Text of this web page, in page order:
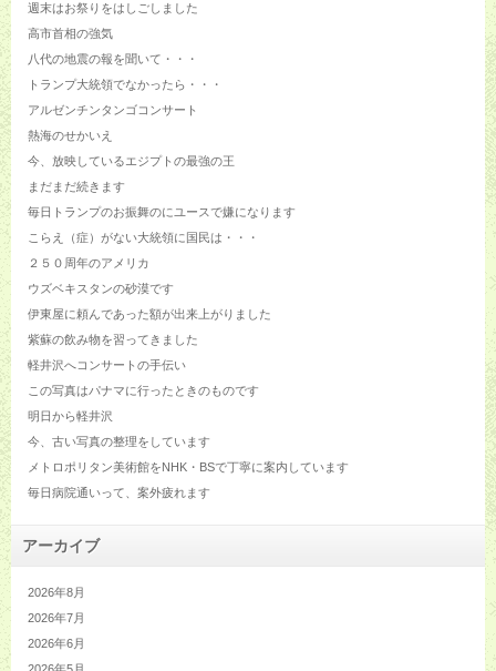
週末はお祭りをはしごしました
高市首相の強気
八代の地震の報を聞いて・・・
トランプ大統領でなかったら・・・
アルゼンチンタンゴコンサート
熱海のせかいえ
今、放映しているエジプトの最強の王
まだまだ続きます
毎日トランプのお振舞のにユースで嫌になります
こらえ（症）がない大統領に国民は・・・
２５０周年のアメリカ
ウズベキスタンの砂漠です
伊東屋に頼んであった額が出来上がりました
紫蘇の飲み物を習ってきました
軽井沢へコンサートの手伝い
この写真はパナマに行ったときのものです
明日から軽井沢
今、古い写真の整理をしています
メトロポリタン美術館をNHK・BSで丁寧に案内しています
毎日病院通いって、案外疲れます
アーカイブ
2026年8月
2026年7月
2026年6月